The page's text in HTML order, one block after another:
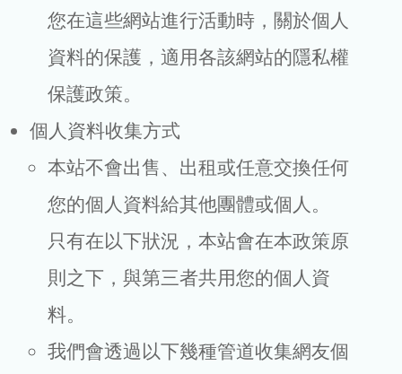
您在這些網站進行活動時，關於個人
資料的保護，適用各該網站的隱私權
保護政策。
個人資料收集方式
本站不會出售、出租或任意交換任何
您的個人資料給其他團體或個人。
只有在以下狀況，本站會在本政策原
則之下，與第三者共用您的個人資
料。
我們會透過以下幾種管道收集網友個